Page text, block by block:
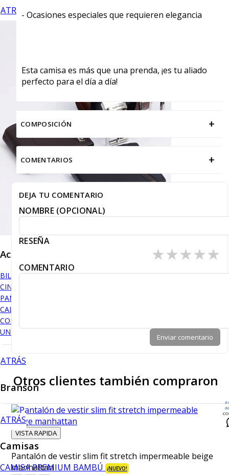
ATRÁS
Accesorios
BILLETERAS
CINTURONES
PAÑUELOS
CALCETINES
CORBATAS
UNDERWEAR
ATRÁS
Branson
ATRÁS
Camisas
CAMISA PREMIUM BAMBÚ ¡NUEVO!
- Ocasiones especiales que requieren elegancia
Esta camisa es más que una prenda, ¡es tu aliado
perfecto para el día a día!
COMPOSICIÓN +
COMENTARIOS +
DEJA TU COMENTARIO
NOMBRE (OPCIONAL)
RESEÑA
★
★
★
★
★
COMENTARIO
Enviar comentario
Otros clientes también compraron
VISTA RAPIDA
Pantalón de vestir slim fit stretch impermeable beige
manhattan
de